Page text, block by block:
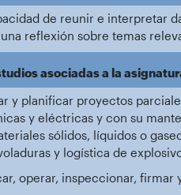
de reunir e interpretar
reflexión sobre temas
asociadas a la
y planificar proyectos
y eléctricas y con su
sólidos, líquidos o
y logística de
operar, inspeccionar,